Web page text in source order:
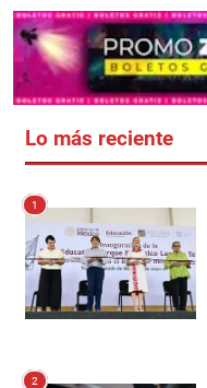
Lo más reciente
1
2